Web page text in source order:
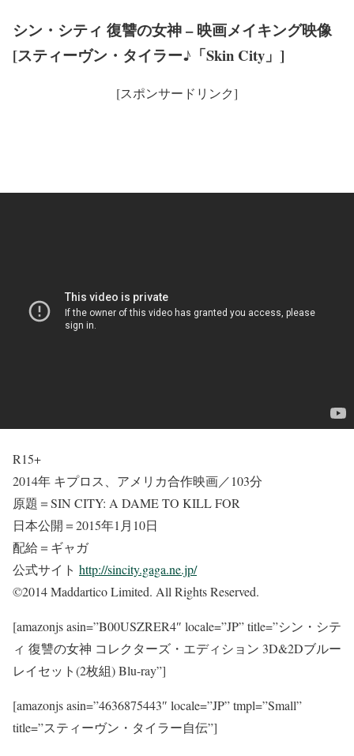
シン・シティ 復讐の女神 – 映画メイキング映像
[スティーヴン・タイラー♪「Skin City」]
[スポンサードリンク]
R15+
2014年 キプロス、アメリカ合作映画／103分
原題＝SIN CITY: A DAME TO KILL FOR
日本公開＝2015年1月10日
配給＝ギャガ
公式サイト http://sincity.gaga.ne.jp/
©2014 Maddartico Limited. All Rights Reserved.
[amazonjs asin=”B00USZRER4″ locale=”JP” title=”シン・シテ
ィ 復讐の女神 コレクターズ・エディション 3D&2Dブルー
レイセット(2枚組) Blu-ray”]
[amazonjs asin=”4636875443″ locale=”JP” tmpl=”Small”
title=”スティーヴン・タイラー自伝”]